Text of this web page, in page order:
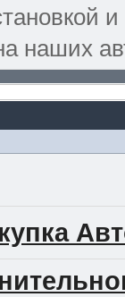
и
наших